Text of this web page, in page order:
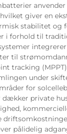
hvilket giver en
stabilitet og
i forhold til
til
tracking
under
for
private
pålidelig